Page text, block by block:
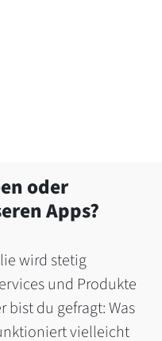
oder
Apps?
wird stetig
und Produkte
du gefragt: Was
vielleicht